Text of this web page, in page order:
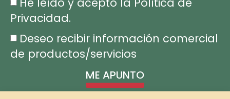
He leído y acepto la Política de
Privacidad.
Deseo recibir información comercial
de productos/servicios
ME APUNTO